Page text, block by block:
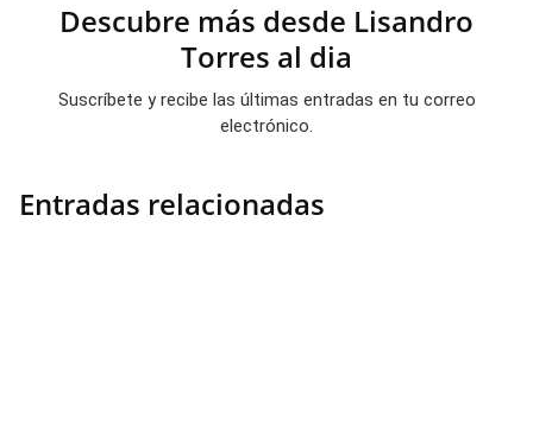
Descubre más desde Lisandro
Torres al dia
Suscríbete y recibe las últimas entradas en tu correo
electrónico.
Entradas relacionadas